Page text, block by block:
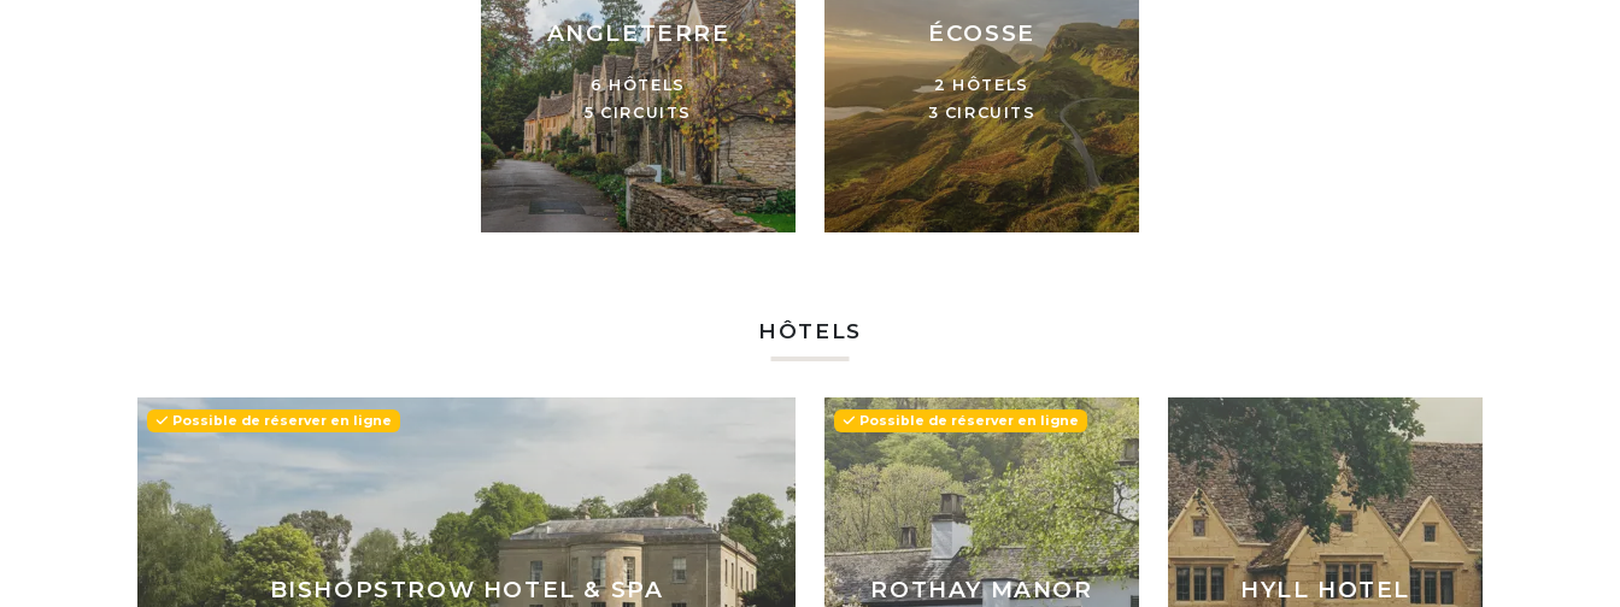
ANGLETERRE
6 HÔTELS
5 CIRCUITS
ÉCOSSE
2 HÔTELS
3 CIRCUITS
HÔTELS
BISHOPSTROW HOTEL & SPA
Possible de réserver en ligne
ROTHAY MANOR
Possible de réserver en ligne
HYLL HOTEL